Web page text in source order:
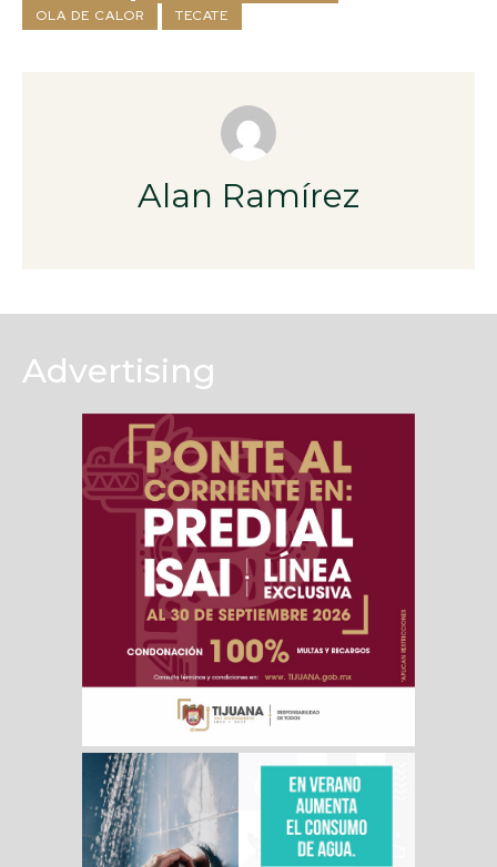
OLA DE CALOR
TECATE
Alan Ramírez
Advertising